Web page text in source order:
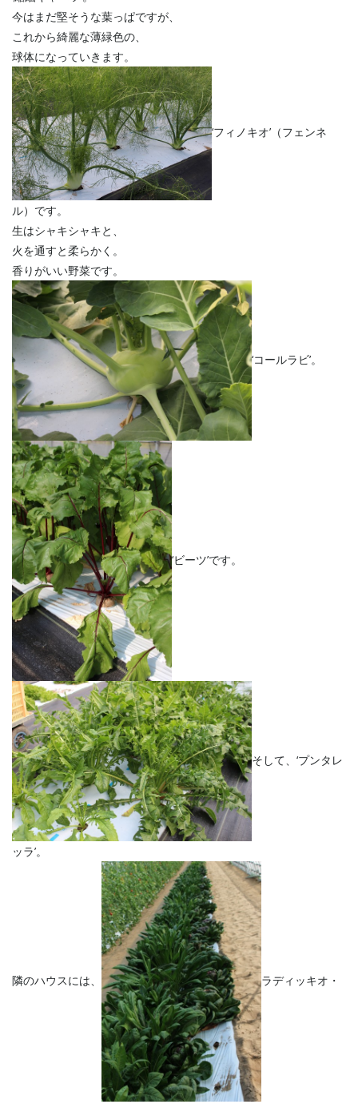
今はまだ堅そうな葉っぱですが、
これから綺麗な薄緑色の、
球体になっていきます。
‘フィノキオ’（フェンネ
ル）です。
生はシャキシャキと、
火を通すと柔らかく。
香りがいい野菜です。
‘コールラビ’。
‘ビーツ’です。
そして、‘プンタレ
ッラ’。
隣のハウスには、 ラディッキオ・